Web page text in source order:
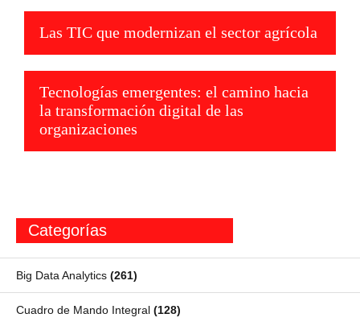
Las TIC que modernizan el sector agrícola
Tecnologías emergentes: el camino hacia
la transformación digital de las
organizaciones
Categorías
Big Data Analytics (261)
Cuadro de Mando Integral (128)